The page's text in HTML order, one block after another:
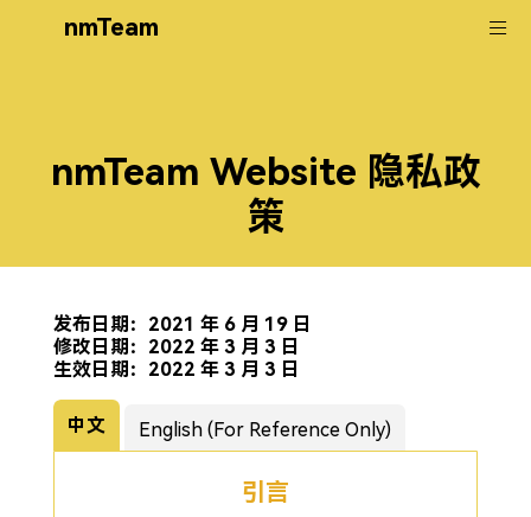
nmTeam
nmTeam Website 隐私政
策
发布日期：2021 年 6 月 19 日
修改日期：2022 年 3 月 3 日
生效日期：2022 年 3 月 3 日
中文 English (For Reference Only)
引言